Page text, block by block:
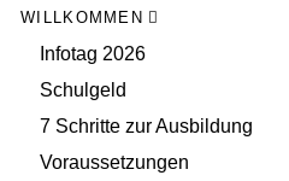
WILLKOMMEN
Infotag 2026
Schulgeld
7 Schritte zur Ausbildung
Voraussetzungen